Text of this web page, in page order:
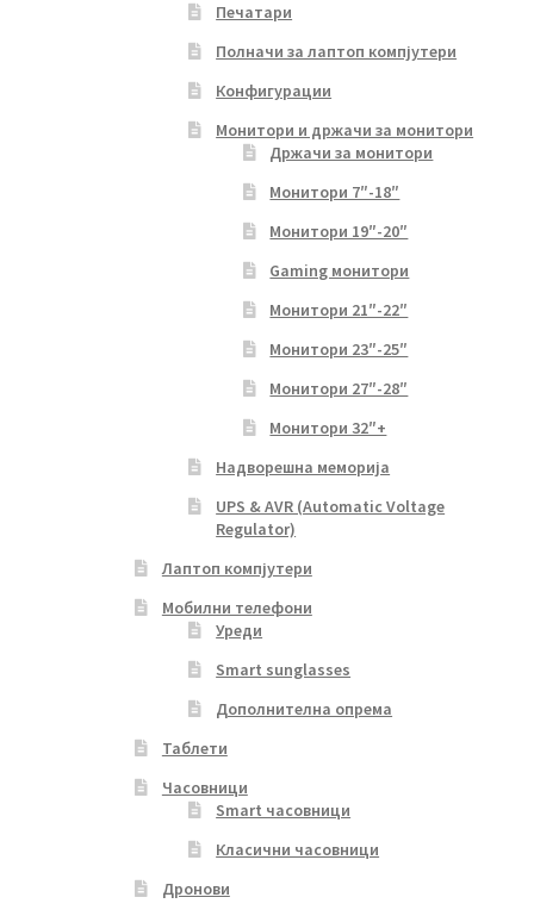
Печатари
Полначи за лаптоп компјутери
Конфигурации
Монитори и држачи за монитори
Држачи за монитори
Монитори 7″-18″
Монитори 19″-20″
Gaming монитори
Монитори 21″-22″
Монитори 23″-25″
Монитори 27″-28″
Монитори 32″+
Надворешна меморија
UPS & AVR (Automatic Voltage
Regulator)
Лаптоп компјутери
Мобилни телефони
Уреди
Smart sunglasses
Дополнителна опрема
Таблети
Часовници
Smart часовници
Класични часовници
Дронови